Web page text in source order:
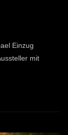
Einzug
mit